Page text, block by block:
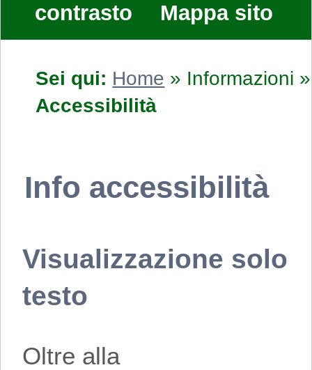
contrasto
Mappa sito
Sei qui: Home » Informazioni »
Accessibilità
Info accessibilità
Visualizzazione solo
testo
Oltre alla